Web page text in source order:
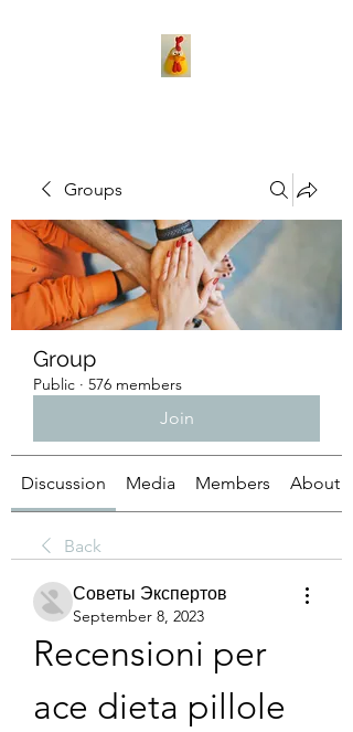
Groups
Group
Public · 576 members
Join
Discussion Media Members About
Back
Советы Экспертов
September 8, 2023
Recensioni per
ace dieta pillole